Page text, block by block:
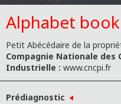
Alphabet book
Petit Abécédaire de la
Compagnie Nationale des
Industrielle : www.cncpi.fr
Prédiagnostic